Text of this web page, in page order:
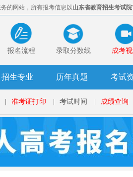
的网站，所有报考信息以山东省教育招生考试院
报名流程 录取分数线 成考
招生专业 历年真题 考试
准考证打印 考试时间 成绩查询